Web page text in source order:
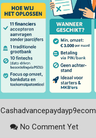
Cashadvancepaydayp9ecom
No Comment Yet